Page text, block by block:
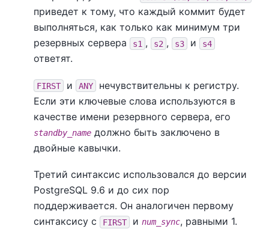
приведет к тому, что каждый коммит будет
выполняться, как только как минимум три
резервных сервера
s1 , s2 , s3 и s4
ответят.
FIRST и ANY
нечувствительны к регистру.
Если эти ключевые слова используются в
качестве имени резервного сервера, его
standby_name должно быть заключено в
двойные кавычки.
Третий синтаксис использовался до версии
PostgreSQL 9.6 и до сих пор
поддерживается. Он аналогичен первому
синтаксису с
FIRST и num_sync, равными 1.